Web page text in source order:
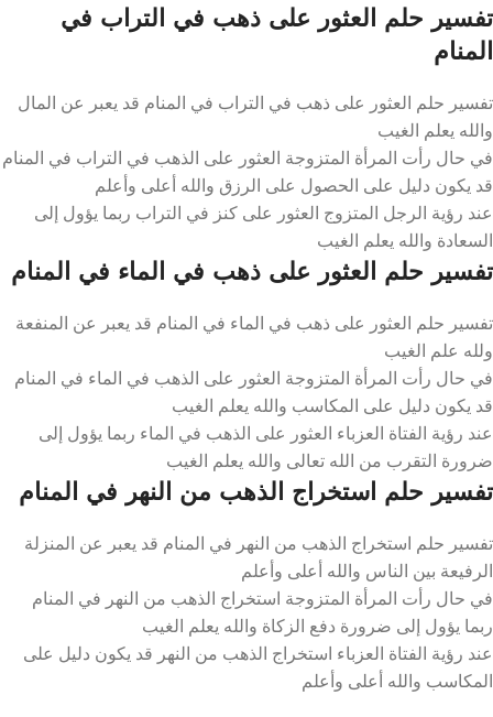
تفسير حلم العثور على ذهب في التراب في
المنام
تفسير حلم العثور على ذهب في التراب في المنام قد يعبر عن المال
والله يعلم الغيب
في حال رأت المرأة المتزوجة العثور على الذهب في التراب في المنام
قد يكون دليل على الحصول على الرزق والله أعلى وأعلم
عند رؤية الرجل المتزوج العثور على كنز في التراب ربما يؤول إلى
السعادة والله يعلم الغيب
تفسير حلم العثور على ذهب في الماء في المنام
تفسير حلم العثور على ذهب في الماء في المنام قد يعبر عن المنفعة
ولله علم الغيب
في حال رأت المرأة المتزوجة العثور على الذهب في الماء في المنام
قد يكون دليل على المكاسب والله يعلم الغيب
عند رؤية الفتاة العزباء العثور على الذهب في الماء ربما يؤول إلى
ضرورة التقرب من الله تعالى والله يعلم الغيب
تفسير حلم استخراج الذهب من النهر في المنام
تفسير حلم استخراج الذهب من النهر في المنام قد يعبر عن المنزلة
الرفيعة بين الناس والله أعلى وأعلم
في حال رأت المرأة المتزوجة استخراج الذهب من النهر في المنام
ربما يؤول إلى ضرورة دفع الزكاة والله يعلم الغيب
عند رؤية الفتاة العزباء استخراج الذهب من النهر قد يكون دليل على
المكاسب والله أعلى وأعلم